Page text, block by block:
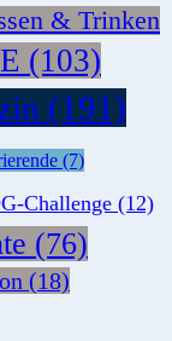
& Trinken
(103)
(191)
(7)
Challenge (12)
(76)
(18)